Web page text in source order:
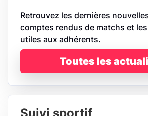
Retrouvez les dernières
comptes rendus de matchs et
utiles aux adhérents.
Toutes les